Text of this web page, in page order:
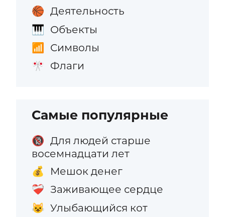
🏀 Деятельность
🎹 Объекты
📶 Символы
🎌 Флаги
Самые популярные
🔞 Для людей старше
восемнадцати лет
💰 Мешок денег
❤️‍🩹 Заживающее сердце
😺 Улыбающийся кот